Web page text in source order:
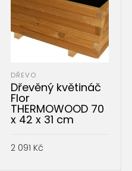
DŘEVO
Dřevěný květináč
Flor
THERMOWOOD 70
x 42 x 31 cm
2 091 Kč